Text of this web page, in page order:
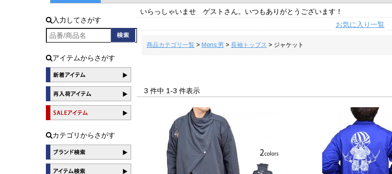
入力してさがす
アイテムからさがす
カテゴリからさがす
いらっしゃいませ ゲストさん。いつもありがとうございます！
お気に入り一覧
商品カテゴリ一覧> Mens:男 > 長袖トップス > ジャケット
3 件中 1-3 件表示